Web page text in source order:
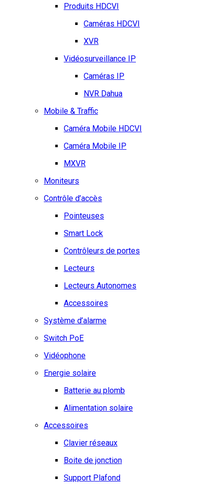
Produits HDCVI
Caméras HDCVI
XVR
Vidéosurveillance IP
Caméras IP
NVR Dahua
Mobile & Traffic
Caméra Mobile HDCVI
Caméra Mobile IP
MXVR
Moniteurs
Contrôle d’accès
Pointeuses
Smart Lock
Contrôleurs de portes
Lecteurs
Lecteurs Autonomes
Accessoires
Système d’alarme
Switch PoE
Vidéophone
Energie solaire
Batterie au plomb
Alimentation solaire
Accessoires
Clavier réseaux
Boite de jonction
Support Plafond